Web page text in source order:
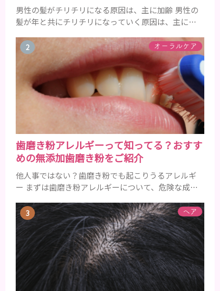
男性の髪がチリチリになる原因は、主に加齢 男性の
髪が年と共にチリチリになっていく原因は、主に加
にツヤがあった男性も、いつのまにか髪がチリチリ
でペタンとするようになったと感じる人もいるでし
ょう。特に大人の男性としての魅力が出てくる40代
以降の男性に悩んでいる人が多い傾向があります。
髪が生え変わるサイクルは、年齢と共に乱れていき
ます。髪が太くならないま...
オーラルケア
歯磨き粉アレルギーって知ってる？おすす
めの無添加歯磨き粉をご紹介
他人事ではない？歯磨き粉でも起こりうるアレルギ
ー まずは歯磨き粉アレルギーについて、危険な成分
まれるアレルギーを起こすおそれのある成分 まず、
普段お使いの歯磨き粉に含まれているどの成分にア
レルギーを引き起こすおそれがあるのかを説明しま
すね。 •フッ素･･･歯の表面のエナメルを守り強くし
たり、虫歯と防ぐ働きを持つ成分 •香味料 ･･･歯磨き
粉の風味や爽...
ヘア